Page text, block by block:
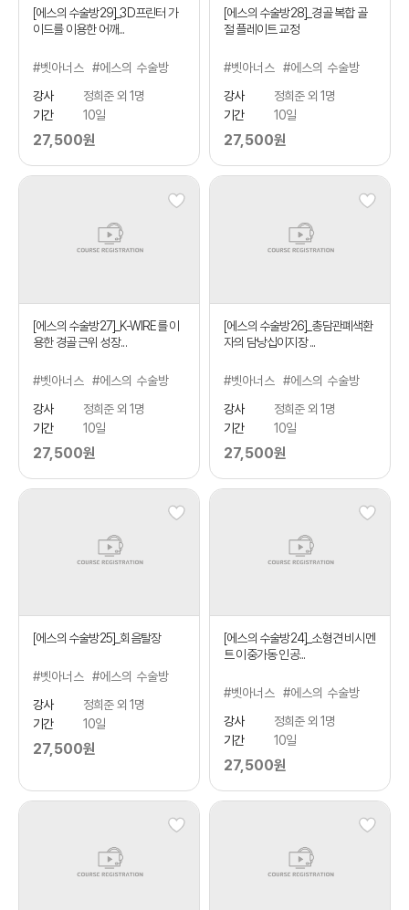
[에스의 수술방29]_3D프린터 가
이드를 이용한 어깨...
#벳아너스 #에스의 수술방
강사
정희준 외 1명
기간
10일
27,500원
[에스의 수술방28]_경골 복합 골
절 플레이트 교정
#벳아너스 #에스의 수술방
강사
정희준 외 1명
기간
10일
27,500원
[에스의 수술방27]_K-WIRE를 이
용한 경골 근위 성장...
#벳아너스
#에스의 수술방
강사
정희준 외 1명
기간
10일
27,500원
[에스의 수술방26]_총담관폐색환
자의 담낭십이지장 ...
#벳아너스
#에스의 수술방
강사
정희준 외 1명
기간
10일
27,500원
[에스의 수술방25]_회음탈장
#벳아너스
#에스의 수술방
강사
정희준 외 1명
기간
10일
27,500원
[에스의 수술방24]_소형견 비시멘
트 이중가동 인공...
#벳아너스
#에스의 수술방
강사
정희준 외 1명
기간
10일
27,500원